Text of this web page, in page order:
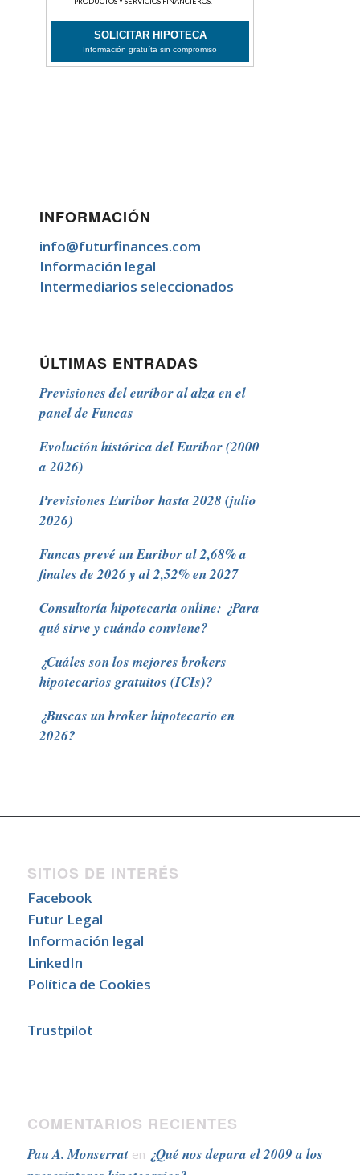
INFORMACIÓN
info@futurfinances.com
Información legal
Intermediarios seleccionados
ÚLTIMAS ENTRADAS
Previsiones del euríbor al alza en el
panel de Funcas
Evolución histórica del Euribor (2000
a 2026)
Previsiones Euribor hasta 2028 (julio
2026)
Funcas prevé un Euribor al 2,68% a
finales de 2026 y al 2,52% en 2027
Consultoría hipotecaria online: ¿Para
qué sirve y cuándo conviene?
¿Cuáles son los mejores brokers
hipotecarios gratuitos (ICIs)?
¿Buscas un broker hipotecario en
2026?
SITIOS DE INTERÉS
Facebook
Futur Legal
Información legal
LinkedIn
Política de Cookies
Trustpilot
COMENTARIOS RECIENTES
Pau A. Monserraten ¿Qué nos depara el 2009 a los